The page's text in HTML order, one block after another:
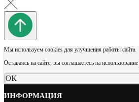
Мы используем cookies для улучшения работы сайта.
Оставаясь на сайте, вы соглашаетесь на использование
ОК
ИНФОРМАЦИЯ